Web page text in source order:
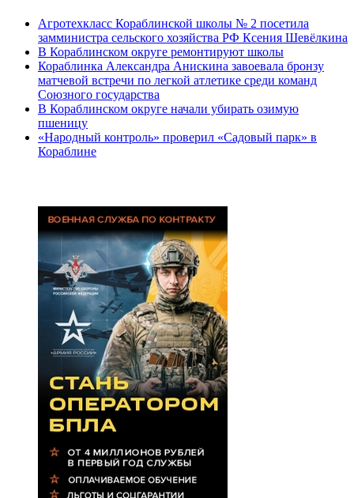
Агротехкласс Кораблинской школы № 2 посетила
замминистра сельского хозяйства РФ Ксения Шевёлкина
В Кораблинском округе ремонтируют школы
Кораблинка Александра Анискина завоевала бронзу
матчевой встречи по легкой атлетике среди команд
Союзного государства
В Кораблинском округе начали убирать озимую
пшеницу
«Народный контроль» проверил «Садовый парк» в
Кораблине